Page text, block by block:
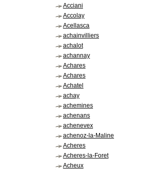
Acciani
Accolay
Acellasca
achainvilliers
achalot
achannay
Achares
Achares
Achatel
achay
achemines
achenans
achenevex
achenoz-la-Maline
Acheres
Acheres-la-Foret
Acheux